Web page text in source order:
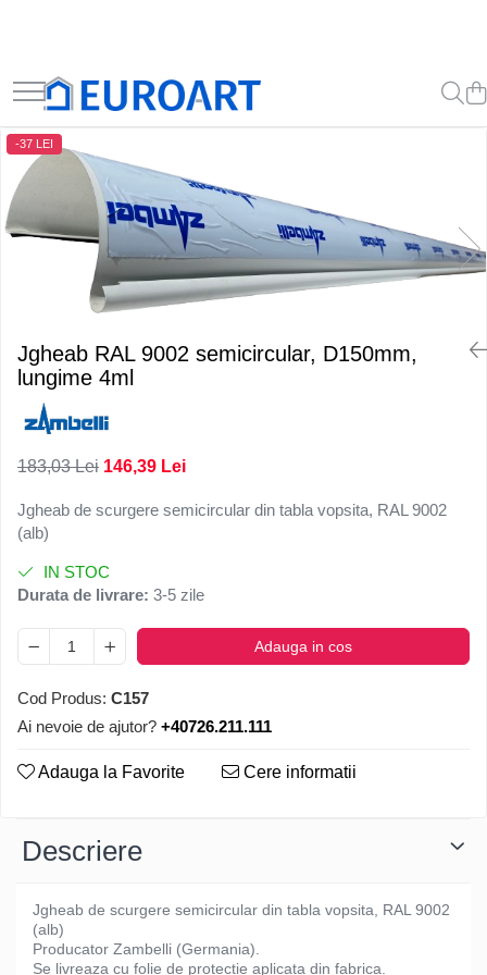
Jgheab RAL 9002 semicircular, D150mm,
lungime 4ml
-37 LEI
183,03 Lei 146,39 Lei
Jgheab de scurgere semicircular din tabla vopsita, RAL 9002
(alb)
IN STOC
Durata de livrare: 3-5 zile
Adauga in cos
Cod Produs: C157
Ai nevoie de ajutor? +40726.211.111
Adauga la Favorite Cere informatii
Descriere
Jgheab de scurgere semicircular din tabla vopsita, RAL 9002
(alb)
Producator Zambelli (Germania).
Se livreaza cu folie de protectie aplicata din fabrica.